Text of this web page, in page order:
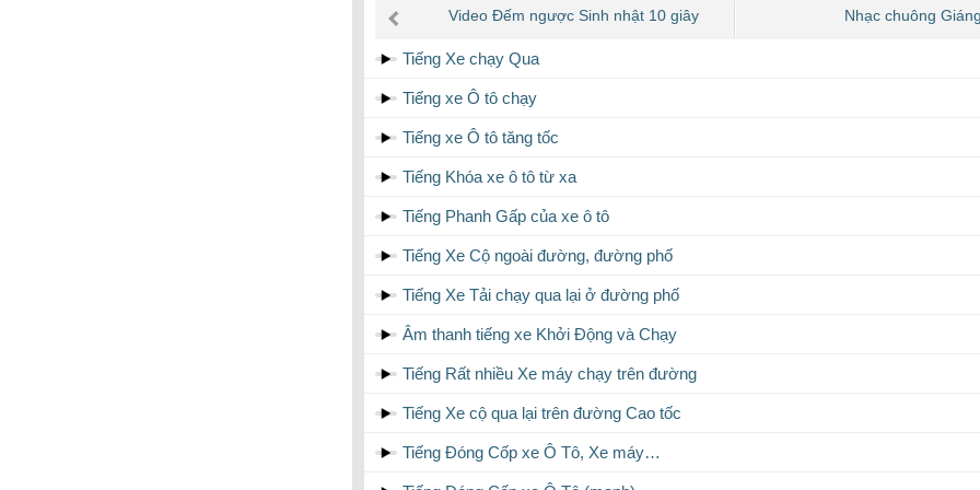
thanh
Video Đếm ngược Sinh nhật 10 giây Nhạc chuông
Tiếng Xe chạy Qua
Tiếng xe Ô tô chạy
Tiếng xe Ô tô tăng tốc
Tiếng Khóa xe ô tô từ xa
Tiếng Phanh Gấp của xe ô tô
Tiếng Xe Cộ ngoài đường, đường phố
Tiếng Xe Tải chạy qua lại ở đường phố
Âm thanh tiếng xe Khởi Động và Chạy
Tiếng Rất nhiều Xe máy chạy trên đường
Tiếng Xe cộ qua lại trên đường Cao tốc
Tiếng Đóng Cốp xe Ô Tô, Xe máy…